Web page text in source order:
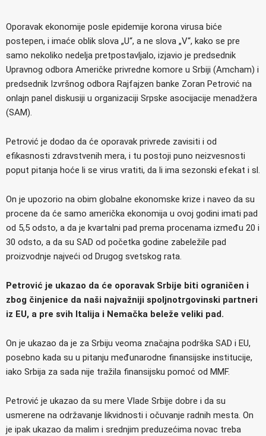
Oporavak ekonomije posle epidemije korona virusa biće
postepen, i imaće oblik slova „U“, a ne slova „V“, kako se pre
samo nekoliko nedelja pretpostavljalo, izjavio je predsednik
Upravnog odbora Američke privredne komore u Srbiji (Amcham) i
predsednik Izvršnog odbora Rajfajzen banke Zoran Petrović na
onlajn panel diskusiji u organizaciji Srpske asocijacije menadžera
(SAM).
Petrović je dodao da će oporavak privrede zavisiti i od
efikasnosti zdravstvenih mera, i tu postoji puno neizvesnosti
poput pitanja hoće li se virus vratiti, da li ima sezonski efekat i sl.
On je upozorio na obim globalne ekonomske krize i naveo da su
procene da će samo američka ekonomija u ovoj godini imati pad
od 5,5 odsto, a da je kvartalni pad prema procenama između 20 i
30 odsto, a da su SAD od početka godine zabeležile pad
proizvodnje najveći od Drugog svetskog rata.
Petrović je ukazao da će oporavak Srbije biti ograničen i
zbog činjenice da naši najvažniji spoljnotrgovinski partneri
iz EU, a pre svih Italija i Nemačka beleže veliki pad.
On je ukazao da je za Srbiju veoma značajna podrška SAD i EU,
posebno kada su u pitanju međunarodne finansijske institucije,
iako Srbija za sada nije tražila finansijsku pomoć od MMF.
Petrović je ukazao da su mere Vlade Srbije dobre i da su
usmerene na održavanje likvidnosti i očuvanje radnih mesta. On
je ipak ukazao da malim i srednjim preduzećima novac treba